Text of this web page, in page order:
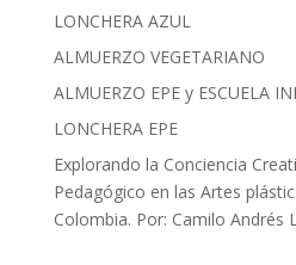
LONCHERA AZUL
ALMUERZO VEGETARIANO
ALMUERZO EPE y ESCUELA
LONCHERA EPE
Explorando la Conciencia
Pedagógico en las Artes
Colombia. Por: Camilo Andrés